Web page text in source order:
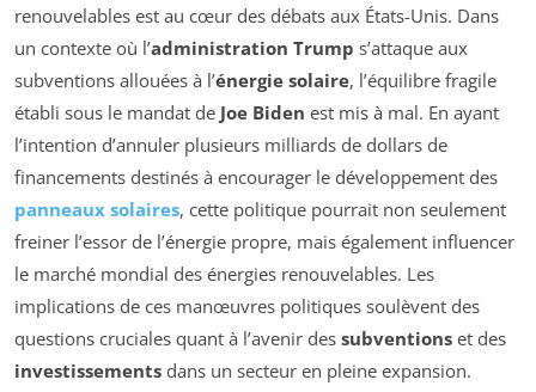
renouvelables est au cœur des débats aux États-Unis. Dans
un contexte où l’administration Trump s’attaque aux
subventions allouées à l’énergie solaire, l’équilibre fragile
établi sous le mandat de Joe Biden est mis à mal. En ayant
l’intention d’annuler plusieurs milliards de dollars de
financements destinés à encourager le développement des
panneaux solaires, cette politique pourrait non seulement
freiner l’essor de l’énergie propre, mais également influencer
le marché mondial des énergies renouvelables. Les
implications de ces manœuvres politiques soulèvent des
questions cruciales quant à l’avenir des subventions et des
investissements dans un secteur en pleine expansion.